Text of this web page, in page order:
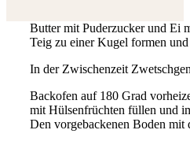
Butter mit Puderzucker und Ei
Teig zu einer Kugel formen
In der Zwischenzeit
Backofen auf 180 Grad
mit Hülsenfrüchten füllen und
Den vorgebackenen Boden mit